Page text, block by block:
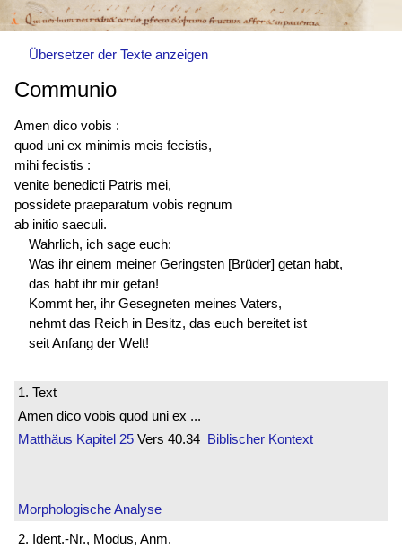
Übersetzer der Texte anzeigen
Communio
Amen dico vobis :
quod uni ex minimis meis fecistis,
mihi fecistis :
venite benedicti Patris mei,
possidete praeparatum vobis regnum
ab initio saeculi.
Wahrlich, ich sage euch:
Was ihr einem meiner Geringsten [Brüder] getan habt,
das habt ihr mir getan!
Kommt her, ihr Gesegneten meines Vaters,
nehmt das Reich in Besitz, das euch bereitet ist
seit Anfang der Welt!
1. Text
Amen dico vobis quod uni ex ...
Matthäus Kapitel 25 Vers 40.34 Biblischer Kontext
Morphologische Analyse
2. Ident.-Nr., Modus, Anm.